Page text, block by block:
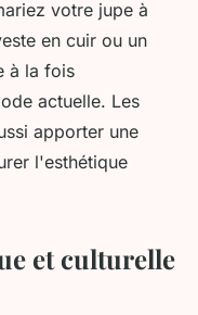
votre jupe à
en cuir ou un
à la fois
actuelle. Les
apporter une
l'esthétique
et culturelle